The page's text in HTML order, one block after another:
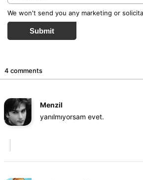
We won't send you any marketing or
Submit
4 comments
Menzil
yanılmıyorsam evet.